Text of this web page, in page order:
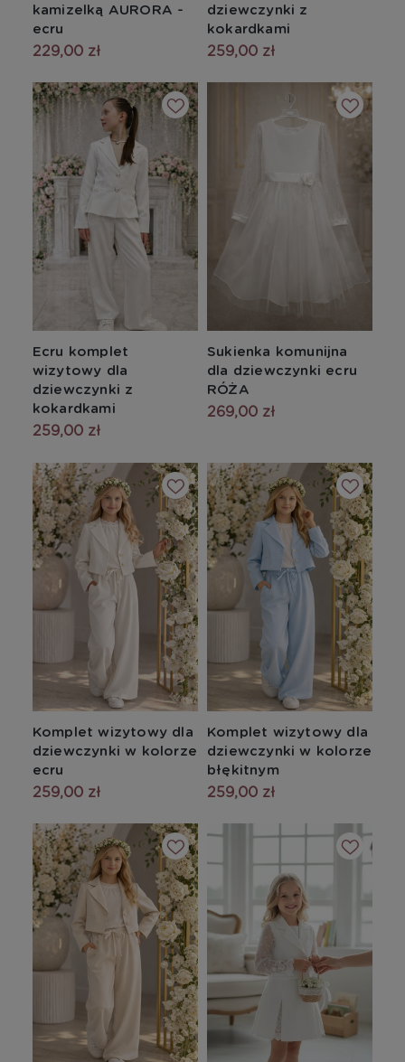
kamizelką AURORA -
ecru
229,00 zł
dziewczynki z
kokardkami
259,00 zł
Ecru komplet
wizytowy dla
dziewczynki z
kokardkami
259,00 zł
Sukienka komunijna
dla dziewczynki ecru
RÓŻA
269,00 zł
Komplet wizytowy dla
dziewczynki w kolorze
ecru
259,00 zł
Komplet wizytowy dla
dziewczynki w kolorze
błękitnym
259,00 zł